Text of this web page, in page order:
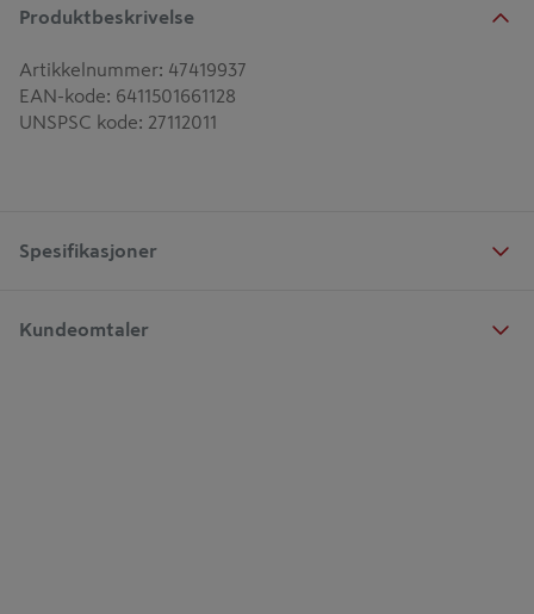
Produktbeskrivelse
Artikkelnummer: 47419937
EAN-kode: 6411501661128
UNSPSC kode: 27112011
Spesifikasjoner
Kundeomtaler